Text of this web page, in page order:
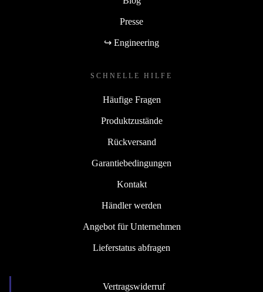
Presse
↪ Engineering
SCHNELLE HILFE
Häufige Fragen
Produktzustände
Rückversand
Garantiebedingungen
Kontakt
Händler werden
Angebot für Unternehmen
Lieferstatus abfragen
Vertragswiderruf